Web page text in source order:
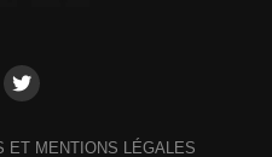
ET MENTIONS LÉGALES